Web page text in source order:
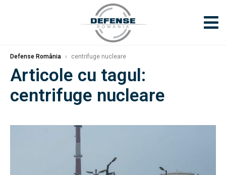
Defense România › centrifuge nucleare
Articole cu tagul:
centrifuge nucleare